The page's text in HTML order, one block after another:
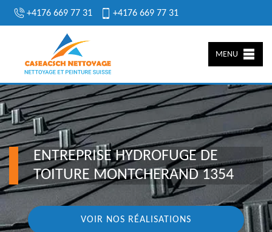
+4176 669 77 31 +4176 669 77 31
MENU
ENTREPRISE HYDROFUGE DE
TOITURE MONTCHERAND 1354
VOIR NOS RÉALISATIONS